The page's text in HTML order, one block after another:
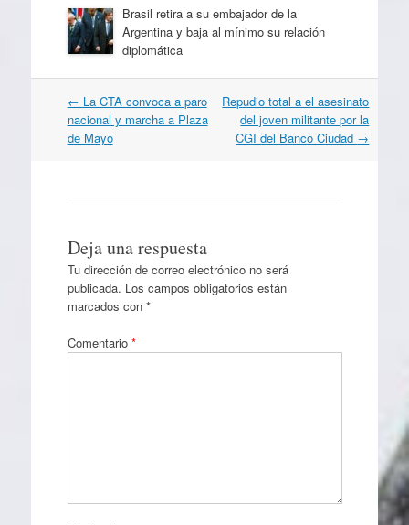
Brasil retira a su embajador de la
Argentina y baja al mínimo su relación
diplomática
Navegación
por
artículos
← La CTA convoca a paro
nacional y marcha a Plaza
de Mayo
Repudio total a el asesinato
del joven militante por la
CGI del Banco Ciudad →
Deja una respuesta
Tu dirección de correo electrónico no será
publicada. Los campos obligatorios están
marcados con *
Comentario *